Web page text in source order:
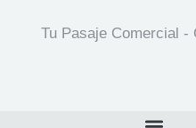
Tu Pasaje Comercial